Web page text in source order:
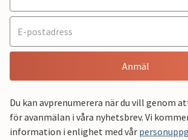
Anmäl
Du kan avprenumerera när du vill genom
för avanmälan i våra nyhetsbrev. Vi
information i enlighet med vår